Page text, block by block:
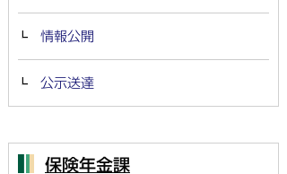
情報公開
公示送達
保険年金課